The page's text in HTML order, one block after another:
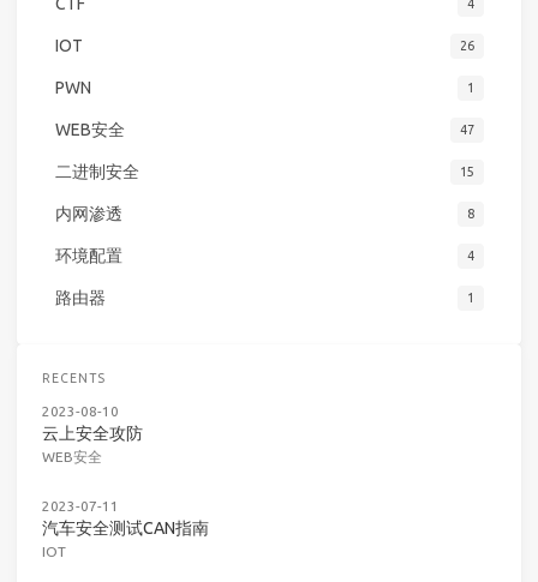
CTF 4
IOT 26
PWN 1
WEB安全 47
二进制安全 15
内网渗透 8
环境配置 4
路由器 1
RECENTS
2023-08-10
云上安全攻防
WEB安全
2023-07-11
汽车安全测试CAN指南
IOT